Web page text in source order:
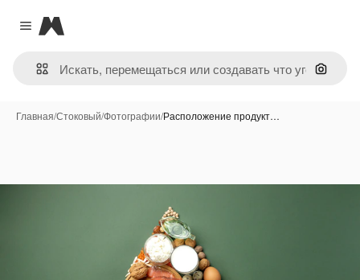
Close menu
Magnific
Поиск
Главная/Стоковый/Фотографии/Расположение продукт…